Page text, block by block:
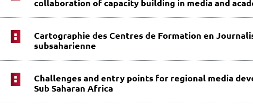
collaboration of capacity building in media and
Cartographie des Centres de Formation en
subsaharienne
Challenges and entry points for regional media
Sub Saharan Africa